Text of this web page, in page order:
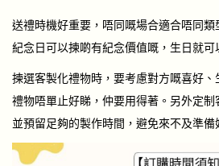
送禮時機好重要，唔同嘅場合適合唔同類
紀念日可以揀啲有紀念價值嘅，生日就可
揀選客製化禮物時，要考慮對方嘅喜好
禮物唔單止好睇，仲要用得著。另外定
並預留足夠的製作時間，避免來不及準備